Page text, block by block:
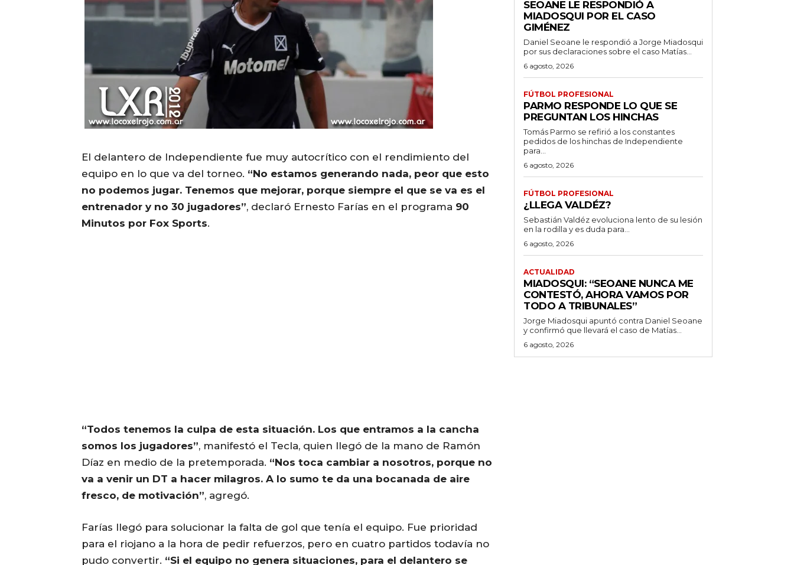
El delantero de Independiente fue muy autocrítico con el rendimiento del
equipo en lo que va del torneo. “No estamos generando nada, peor que esto
no podemos jugar. Tenemos que mejorar, porque siempre el que se va es el
entrenador y no 30 jugadores”, declaró Ernesto Farías en el programa 90
Minutos por Fox Sports.
“Todos tenemos la culpa de esta situación. Los que entramos a la cancha
somos los jugadores”, manifestó el Tecla, quien llegó de la mano de Ramón
Díaz en medio de la pretemporada. “Nos toca cambiar a nosotros, porque no
va a venir un DT a hacer milagros. A lo sumo te da una bocanada de aire
fresco, de motivación”, agregó.
Farías llegó para solucionar la falta de gol que tenía el equipo. Fue prioridad
para el riojano a la hora de pedir refuerzos, pero en cuatro partidos todavía no
pudo convertir. “Si el equipo no genera situaciones, para el delantero se
SEOANE LE RESPONDIÓ A
MIADOSQUI POR EL CASO
GIMÉNEZ
Daniel Seoane le respondió a Jorge Miadosqui
por sus declaraciones sobre el caso Matías...
6 agosto, 2026
FÚTBOL PROFESIONAL
PARMO RESPONDE LO QUE SE
PREGUNTAN LOS HINCHAS
Tomás Parmo se refirió a los constantes
pedidos de los hinchas de Independiente
para...
6 agosto, 2026
FÚTBOL PROFESIONAL
¿LLEGA VALDÉZ?
Sebastián Valdéz evoluciona lento de su lesión
en la rodilla y es duda para...
6 agosto, 2026
ACTUALIDAD
MIADOSQUI: “SEOANE NUNCA ME
CONTESTÓ, AHORA VAMOS POR
TODO A TRIBUNALES”
Jorge Miadosqui apuntó contra Daniel Seoane
y confirmó que llevará el caso de Matías...
6 agosto, 2026